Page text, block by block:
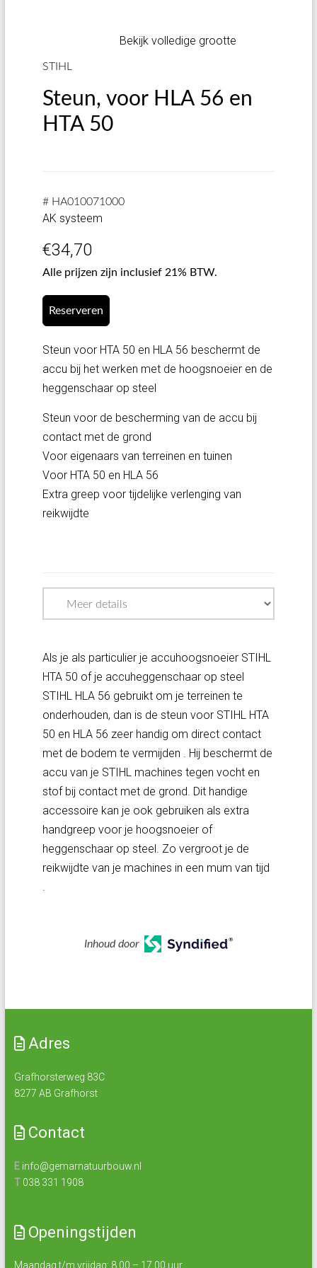
Bekijk volledige grootte
STIHL
Steun, voor HLA 56 en
HTA 50
# HA010071000
AK systeem
€34,70
Alle prijzen zijn inclusief 21% BTW.
Reserveren
Steun voor HTA 50 en HLA 56 beschermt de
accu bij het werken met de hoogsnoeier en de
heggenschaar op steel
Steun voor de bescherming van de accu bij
contact met de grond
Voor eigenaars van terreinen en tuinen
Voor HTA 50 en HLA 56
Extra greep voor tijdelijke verlenging van
reikwijdte
Als je als particulier je accuhoogsnoeier STIHL
HTA 50 of je accuheggenschaar op steel
STIHL HLA 56 gebruikt om je terreinen te
onderhouden, dan is de steun voor STIHL HTA
50 en HLA 56 zeer handig om direct contact
met de bodem te vermijden . Hij beschermt de
accu van je STIHL machines tegen vocht en
stof bij contact met de grond. Dit handige
accessoire kan je ook gebruiken als extra
handgreep voor je hoogsnoeier of
heggenschaar op steel. Zo vergroot je de
reikwijdte van je machines in een mum van tijd
.
Inhoud door
Adres
Grafhorsterweg 83C
8277 AB Grafhorst
Contact
E info@gemarnatuurbouw.nl
T 038 331 1908
Openingstijden
Maandag t/m vrijdag: 8.00 – 17.00 uur